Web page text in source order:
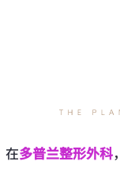
在多普兰整形外科